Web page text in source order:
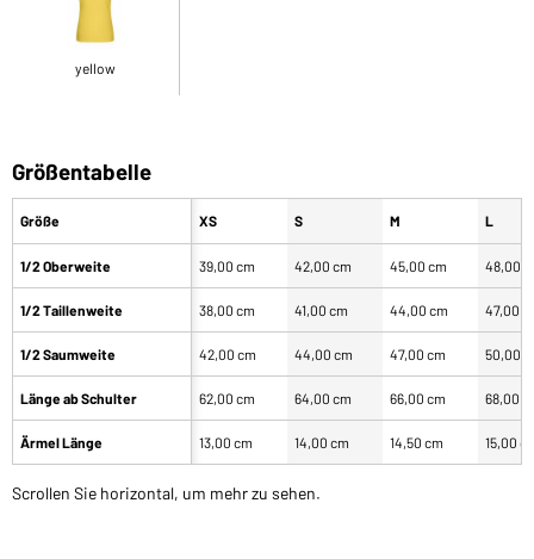
yellow
Größentabelle
Größe
1/2 Oberweite
1/2 Taillenweite
1/2 Saumweite
Länge ab Schulter
Ärmel Länge
XS S M L
39,00 cm 42,00 cm 45,00 cm 48,00
38,00 cm 41,00 cm 44,00 cm 47,00
42,00 cm 44,00 cm 47,00 cm 50,00
62,00 cm 64,00 cm 66,00 cm 68,00
13,00 cm 14,00 cm 14,50 cm 15,00
Scrollen Sie horizontal, um mehr zu sehen.